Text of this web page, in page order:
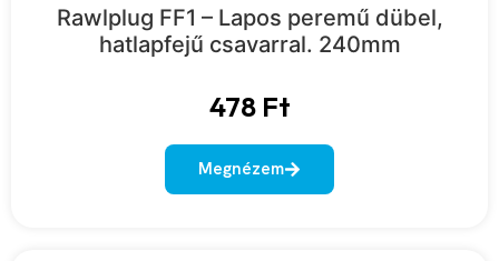
Rawlplug FF1 – Lapos peremű dübel,
hatlapfejű csavarral. 240mm
478 Ft
Megnézem